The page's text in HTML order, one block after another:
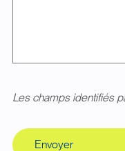
Les champs identifiés
Envoyer